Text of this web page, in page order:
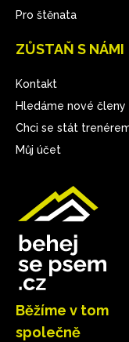
Běžíme v tom
společně
Pro štěnata
ZŮSTAŇ S NÁMI
Kontakt
Hledáme nové členy
Chci se stát
Můj účet